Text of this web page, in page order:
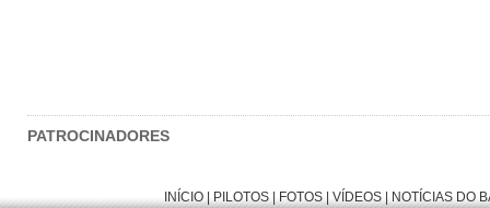
PATROCINADORES
INÍCIO| PILOTOS| FOTOS| VÍDEOS| NOTÍCIAS DO